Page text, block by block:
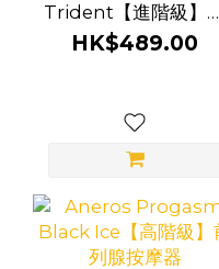
Trident【進階級】前
列腺按摩器
HK$489.00